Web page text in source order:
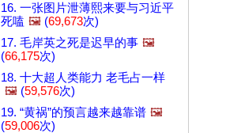
16. 一张图片泄薄熙来要与习近平
死嗑 🖼️ (69,673次)
17. 毛岸英之死是迟早的事 🖼️
(66,175次)
18. 十大超人类能力 老毛占一样
🖼️ (59,576次)
19. “黄祸”的预言越来越靠谱 🖼️
(59,006次)